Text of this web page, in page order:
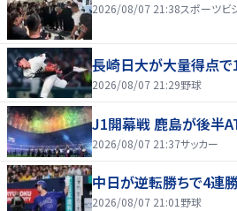
2026/08/07 21:38スポーツビ
長崎日大が大量得点で
2026/08/07 21:29野球
J1開幕戦 鹿島が後半
2026/08/07 21:37サッカー
中日が逆転勝ちで4連
2026/08/07 21:01 野球